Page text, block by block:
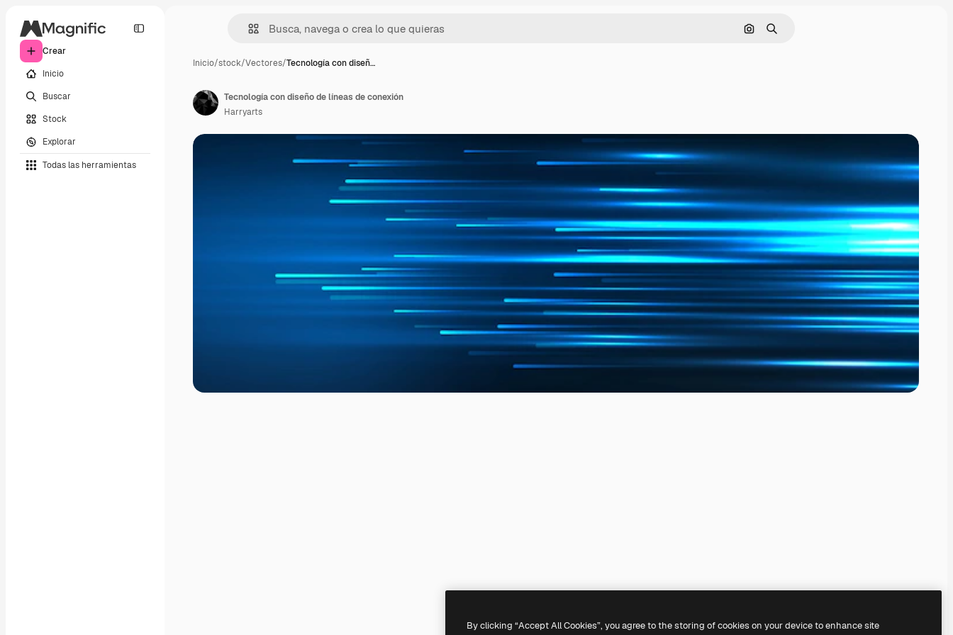
Crear
Inicio
Buscar
Stock
Explorar
Todas las herramientas
Buscar por imagen
Buscar
Inicio/stock/Vectores/Tecnología con diseñ…
Tecnología con diseño de líneas de conexión
Harryarts
By clicking “Accept All Cookies”, you agree to the storing of cookies on your device to enhance site